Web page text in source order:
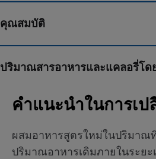
คุณสมบัติ
ปริมาณสารอาหารและแคลอรี่โ
คำแนะนำในการเป
ผสมอาหารสูตรใหม่ในปริมาณ
ปริมาณอาหารเดิมภายในระยะ